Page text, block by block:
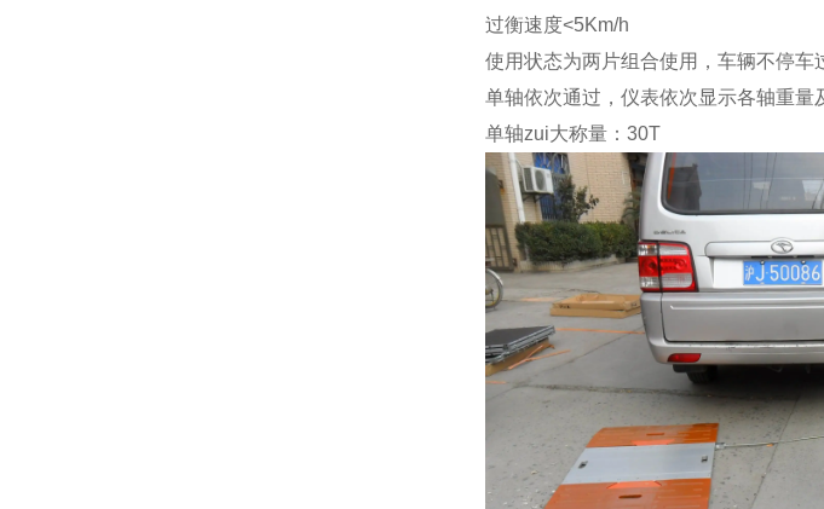
过衡速度<5Km/h
使用状态为两片组合使用，车辆不停车
单轴依次通过，仪表依次显示各轴重量
单轴zui大称量： 30T